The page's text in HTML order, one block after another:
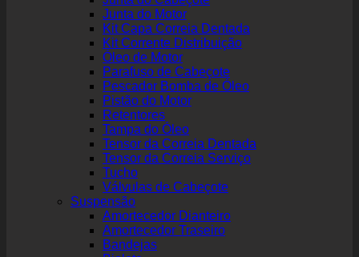
Junta do Motor
Kit Capa Correia Dentada
Kit Corrente Distribuição
Óleo de Motor
Parafuso de Cabeçote
Pescador Bomba de Óleo
Pistão do Motor
Retentores
Tampa do Óleo
Tensor da Correia Dentada
Tensor da Correia Serviço
Tucho
Válvulas de Cabeçote
Suspensão
Amortecedor Dianteiro
Amortecedor Traseiro
Bandejas